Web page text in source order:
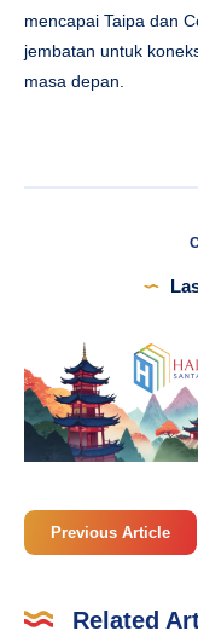
mencapai Taipa dan
jembatan untuk
masa depan.
Previous Article
Related